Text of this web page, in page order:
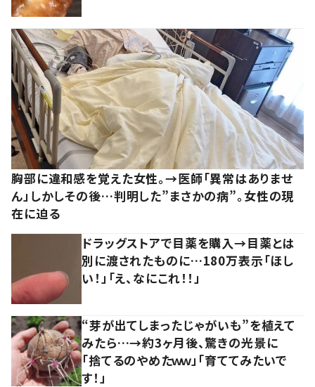
胸部に違和感を覚えた女性。→医師「異常はありませ
ん」しかしその後…判明した”まさかの病”。女性の現
在に迫る
ドラッグストアで目薬を購入→目薬とは
別に渡されたものに…180万表示「ほし
い！」「え、なにこれ！！」
“芽が出てしまったじゃがいも”を植えて
みたら…→約3ヶ月後、驚きの光景に
「捨てるのやめたｗｗ」「育ててみたいで
す！」